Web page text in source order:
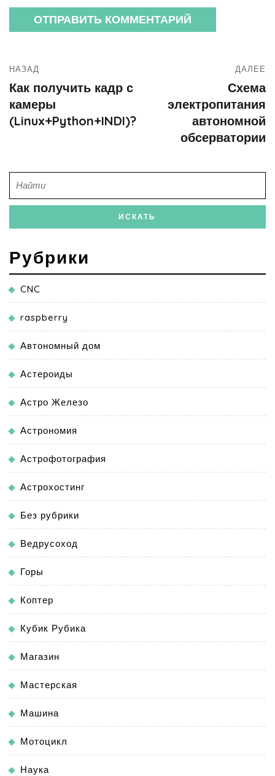
НАЗАД
Как получить кадр с
камеры
(Linux+Python+INDI)?
ДАЛЕЕ
Схема
электропитания
автономной
обсерватории
Рубрики
CNC
raspberry
Автономный дом
Астероиды
Астро Железо
Астрономия
Астрофотография
Астрохостинг
Без рубрики
Ведрусоход
Горы
Коптер
Кубик Рубика
Магазин
Мастерская
Машина
Мотоцикл
Наука